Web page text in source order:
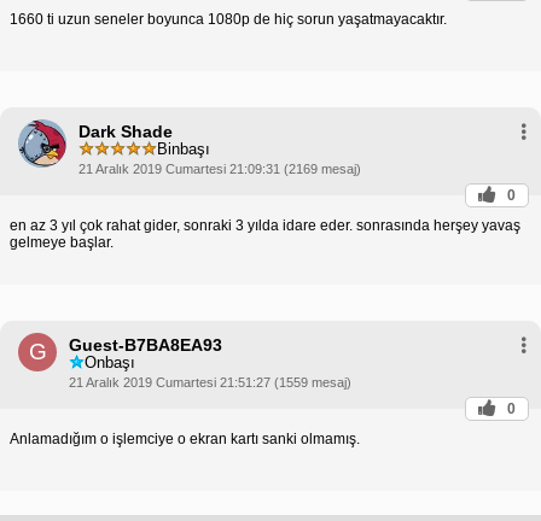
1660 ti uzun seneler boyunca 1080p de hiç sorun yaşatmayacaktır.
Dark Shade
Binbaşı
21 Aralık 2019 Cumartesi 21:09:31 (2169 mesaj)
0
en az 3 yıl çok rahat gider, sonraki 3 yılda idare eder. sonrasında herşey yavaş
gelmeye başlar.
G Guest-B7BA8EA93
Onbaşı
21 Aralık 2019 Cumartesi 21:51:27 (1559 mesaj)
0
Anlamadığım o işlemciye o ekran kartı sanki olmamış.